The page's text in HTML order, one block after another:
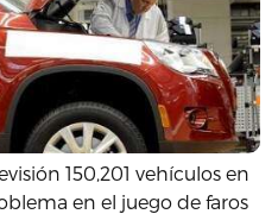
150,201 vehículos en
en el juego de faros